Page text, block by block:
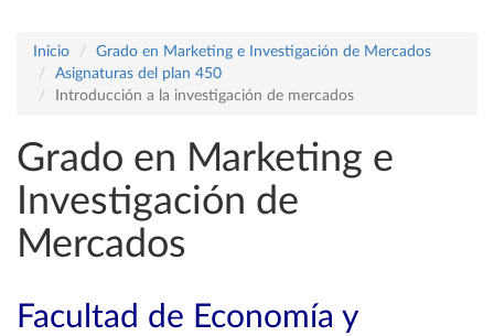
Inicio
Grado en Marketing e Investigación de Mercados
Asignaturas del plan 450
Introducción a la investigación de mercados
Grado en Marketing e
Investigación de
Mercados
Facultad de Economía y